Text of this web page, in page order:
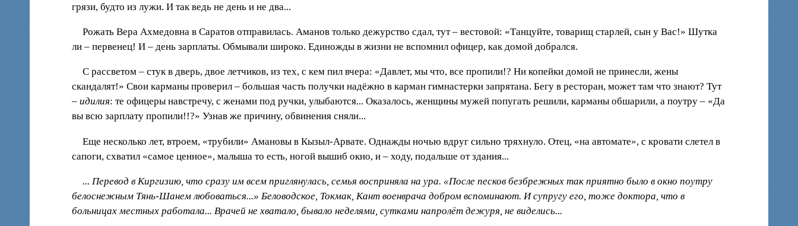
грязи, будто из лужи. И так ведь не день и не два...
Рожать Вера Ахмедовна в Саратов отправилась. Аманов только дежурство сдал, тут – вестовой: «Танцуйте, товарищ старлей, сын у Вас!» Шутка
ли – первенец! И – день зарплаты. Обмывали широко. Единожды в жизни не вспомнил офицер, как домой добрался.
С рассветом – стук в дверь, двое летчиков, из тех, с кем пил вчера: «Давлет, мы что, все пропили!? Ни копейки домой не принесли, жены
скандалят!» Свои карманы проверил – большая часть получки надёжно в карман гимнастерки запрятана. Бегу в ресторан, может там что знают? Тут
–идилия: те офицеры навстречу, с женами под ручки, улыбаются... Оказалось, женщины мужей попугать решили, карманы обшарили, а поутру – «Да
вы всю зарплату пропили!!?» Узнав же причину, обвинения сняли...
Еще несколько лет, втроем, «трубили» Амановы в Кызыл-Арвате. Однажды ночью вдруг сильно тряхнуло. Отец, «на автомате», с кровати слетел в
сапоги, схватил «самое ценное», малыша то есть, ногой вышиб окно, и – ходу, подальше от здания...
... Перевод в Киргизию, что сразу им всем приглянулась, семья восприняла на ура. «После песков безбрежных так приятно было в окно поутру
белоснежным Тянь-Шанем любоваться...» Беловодское, Токмак, Кант военврача добром вспоминают. И супругу его, тоже доктора, что в
больницах местных работала... Врачей не хватало, бывало неделями, сутками напролёт дежуря, не виделись...